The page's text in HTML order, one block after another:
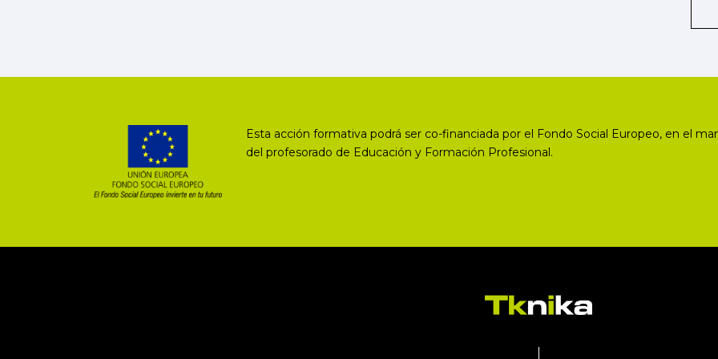
Esta acción formativa podrá ser co-financiada por el Fondo Social Europeo, en el
del profesorado de Educación y Formación Profesional.